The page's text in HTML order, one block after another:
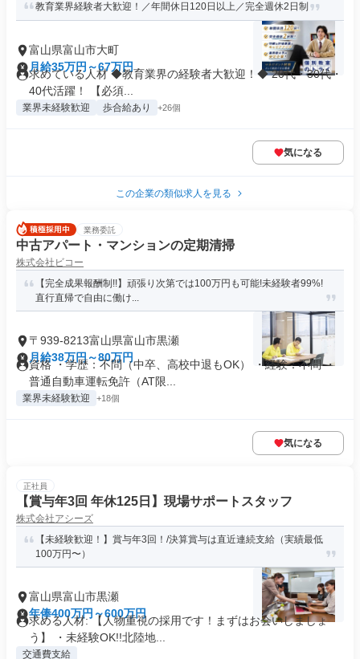
教育業界経験者大歓迎！／年間休日120日以上／完全週休2日制
富山県富山市大町
月給35万円～67万円
求めている人材 ◆教育業界の経験者大歓迎！◆ 20代・30代・
40代活躍！ 【必須...
業界未経験歓迎 歩合給あり +26個
気になる
この企業の類似求人を見る
業務委託
中古アパート・マンションの定期清掃
株式会社ビコー
【完全成果報酬制!!】頑張り次第では100万円も可能!未経験者99%!
直行直帰で自由に働け...
〒939-8213富山県富山市黒瀬
月給38万円～80万円
資格 ・学歴：不問（中卒、高校中退もOK） ・経験：不問 ・
普通自動車運転免許（AT限...
業界未経験歓迎 +18個
気になる
正社員
【賞与年3回 年休125日】現場サポートスタッフ
株式会社アシーズ
【未経験歓迎！】賞与年3回！/決算賞与は直近連続支給（実績最低
100万円〜）
富山県富山市黒瀬
年俸400万円～600万円
求める人材: 【人物重視の採用です！まずはお会いしましょ
う】 ・未経験OK!!北陸地...
交通費支給